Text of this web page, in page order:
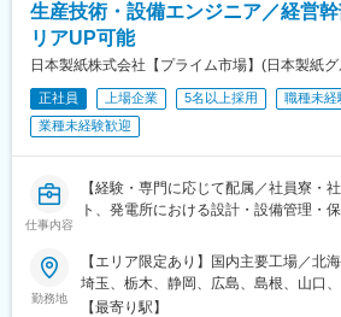
生産技術・設備エンジニア／経営
リアUP可能
日本製紙株式会社【プライム市場】(日本製紙
正社員 上場企業 5名以上採用
職種未経
業種未経験歓迎
仕事内容
【経験・専門に応じて配属／社員寮・
ト、発電所における設計・設備管理・
勤務地
【エリア限定あり】国内主要工場／北
埼玉、栃木、静岡、広島、島根、山口
通勤可・駐車場有※社員寮・社宅有（ワ
【最寄り駅】